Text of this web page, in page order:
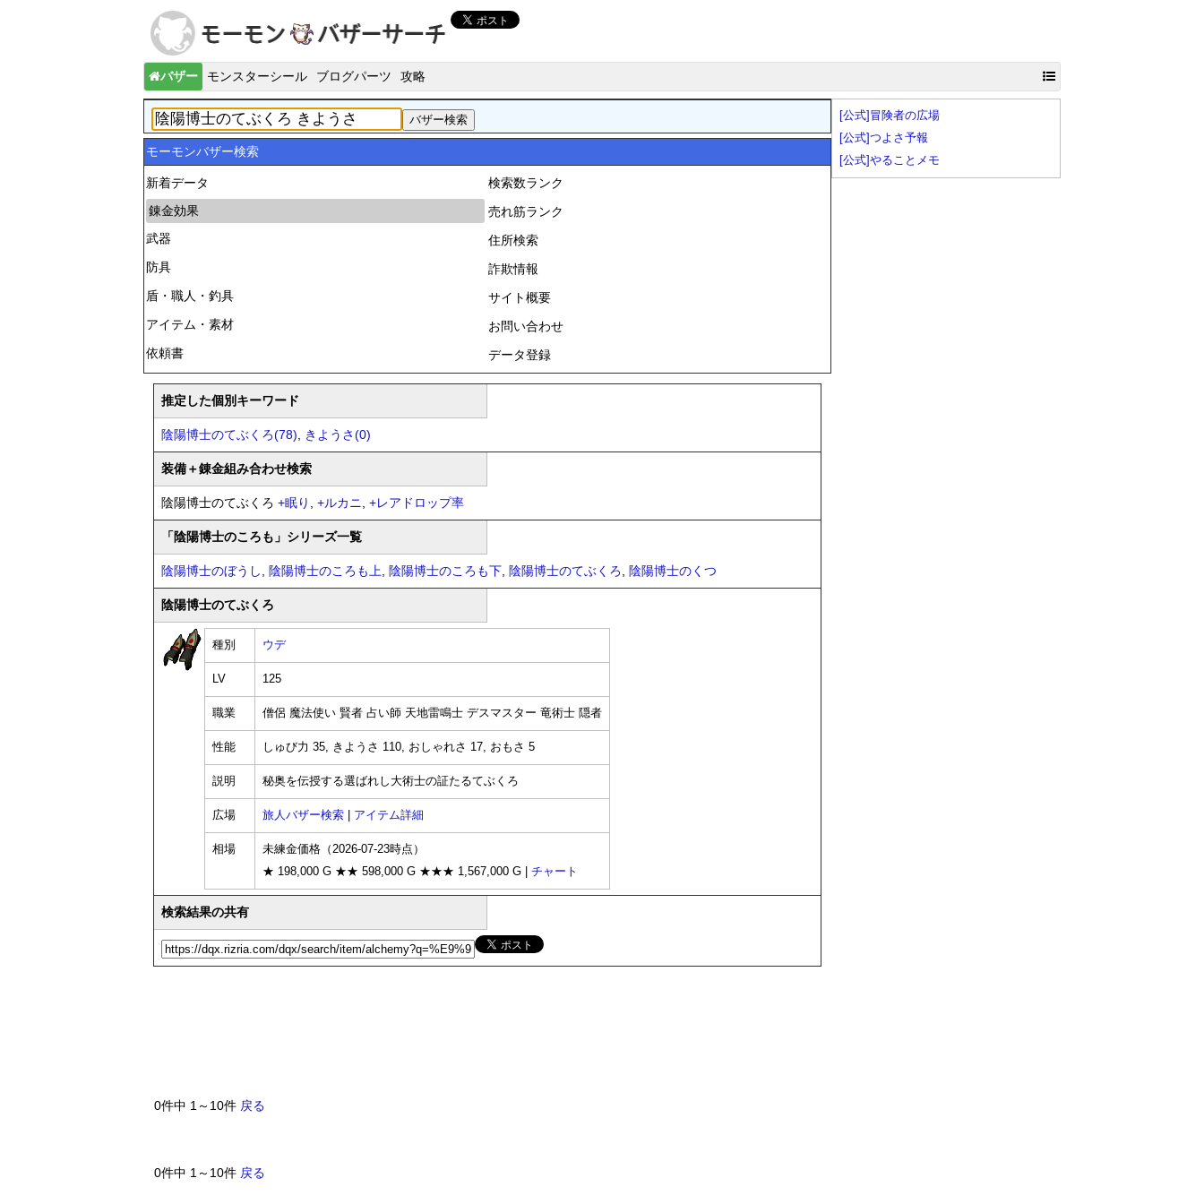
バザー モンスターシール ブログパーツ 攻略
モーモンバザー検索
新着データ
錬金効果
武器
防具
盾・職人・釣具
アイテム・素材
依頼書
検索数ランク
売れ筋ランク
住所検索
詐欺情報
サイト概要
お問い合わせ
データ登録
推定した個別キーワード
陰陽博士のてぶくろ(78), きようさ(0)
装備＋錬金組み合わせ検索
陰陽博士のてぶくろ +眠り , +ルカニ, +レアドロップ率
「陰陽博士のころも」シリーズ一覧
陰陽博士のぼうし, 陰陽博士のころも上, 陰陽博士のころも下, 陰陽博士のてぶくろ, 陰陽博士のくつ
陰陽博士のてぶくろ
種別 ウデ
LV 125
職業 僧侶 魔法使い 賢者 占い師 天地雷鳴士 デスマスター 竜術士 隠者
性能 しゅび力 35, きようさ 110, おしゃれさ 17, おもさ 5
説明 秘奥を伝授する選ばれし大術士の証たるてぶくろ
広場 旅人バザー検索 アイテム詳細
相場
未練金価格（2026-07-23時点）
★ 198,000 G ★★ 598,000 G ★★★ 1,567,000 G | チャート
検索結果の共有
0件中 1～10件 戻る
0件中 1～10件 戻る
[公式]冒険者の広場
[公式]つよさ予報
[公式]やることメモ